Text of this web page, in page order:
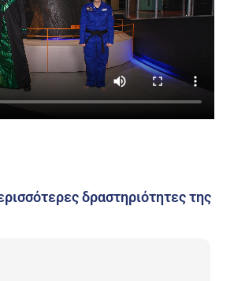
δραστηριότητες της